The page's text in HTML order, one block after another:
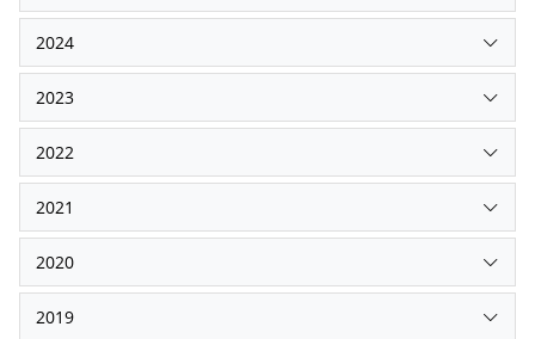
2024
2023
2022
2021
2020
2019